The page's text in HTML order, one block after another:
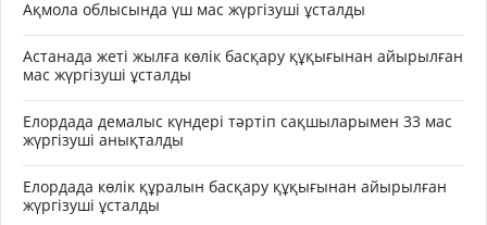
Ақмола облысында үш мас жүргізуші ұсталды
Астанада жеті жылға көлік басқару құқығынан айырылған
мас жүргізуші ұсталды
Елордада демалыс күндері тәртіп сақшыларымен 33 мас
жүргізуші анықталды
Елордада көлік құралын басқару құқығынан айырылған
жүргізуші ұсталды